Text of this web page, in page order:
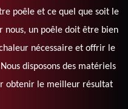
poêle et ce quel que soit le
nous, un poêle doit être bien
nécessaire et offrir le
disposons des matériels
obtenir le meilleur résultat